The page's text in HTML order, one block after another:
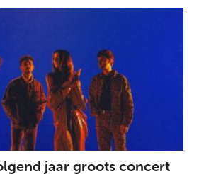
jaar groots concert